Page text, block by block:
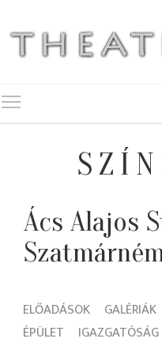
Ács Alajos
ELŐADÁSOK GALÉRIÁK
ÉPÜLET
IGAZGATÓSÁG